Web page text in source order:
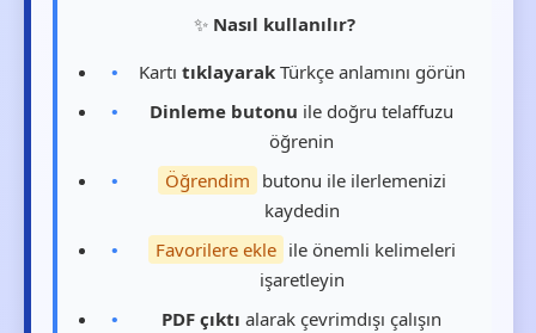
✨ Nasıl kullanılır?
Kartı tıklayarakTürkçe anlamını görün
Dinleme butonu ile doğru telaffuzu
öğrenin
Öğrendim butonu ile ilerlemenizi
kaydedin
Favorilere ekle ile önemli kelimeleri
işaretleyin
PDF çıktı alarak çevrimdışı çalışın